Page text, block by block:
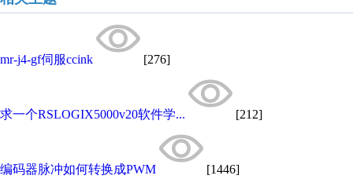
mr-j4-gf伺服ccink [276]
求一个RSLOGIX5000v20软件学... [212]
编码器脉冲如何转换成PWM [1446]